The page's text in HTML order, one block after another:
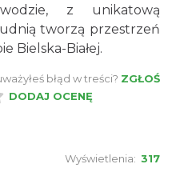
z unikatową
tworzą przestrzeń
Bielska-Białej.
błąd w treści? ZGŁOŚ
DODAJ OCENĘ
Wyświetlenia: 317